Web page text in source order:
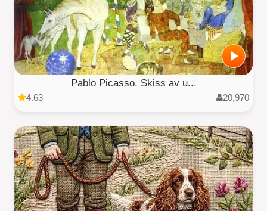
Pablo Picasso. Skiss av u...
4.63 20,970